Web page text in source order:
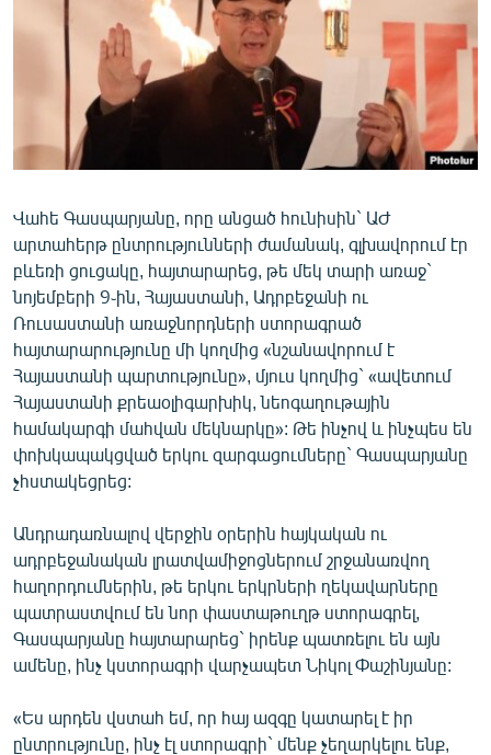
Վահե Գասպարյանը, որը անցած հունիսին` ԱԺ
արտահերթ ընտրությունների ժամանակ, գլխավորում էր
բևեռի ցուցակը, հայտարարեց, թե մեկ տարի առաջ`
նոյեմբերի 9֊ին, Հայաստանի, Ադրբեջանի ու
Ռուսաստանի առաջնորդների ստորագրած
հայտարարությունը մի կողմից «նշանավորում է
Հայաստանի պարտությունը», մյուս կողմից` «ավետում
Հայաստանի քրեաօլիգարխիկ, նեոգաղութային
համակարգի մահվան մեկնարկը»: Թե ինչով և ինչպես են
փոխկապակցված երկու զարգացումները` Գասպարյանը
չհստակեցրեց:
Անդրադառնալով վերջին օրերին հայկական ու
ադրբեջանական լրատվամիջոցներում շրջանառվող
հաղորդումներին, թե երկու երկրների ղեկավարները
պատրաստվում են նոր փաստաթուղթ ստորագրել,
Գասպարյանը հայտարարեց` իրենք պատռելու են այն
ամենը, ինչ կստորագրի վարչապետ Նիկոլ Փաշինյանը:
«Ես արդեն վստահ եմ, որ հայ ազգը կատարել է իր
ընտրությունը, ինչ էլ ստորագրի` մենք չեղարկելու ենք,